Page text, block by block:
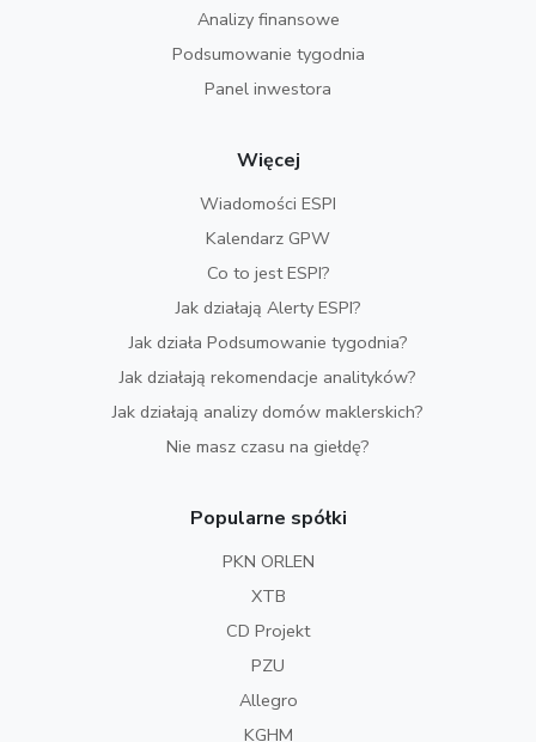
Analizy finansowe
Podsumowanie tygodnia
Panel inwestora
Więcej
Wiadomości ESPI
Kalendarz GPW
Co to jest ESPI?
Jak działają Alerty ESPI?
Jak działa Podsumowanie tygodnia?
Jak działają rekomendacje analityków?
Jak działają analizy domów maklerskich?
Nie masz czasu na giełdę?
Popularne spółki
PKN ORLEN
XTB
CD Projekt
PZU
Allegro
KGHM